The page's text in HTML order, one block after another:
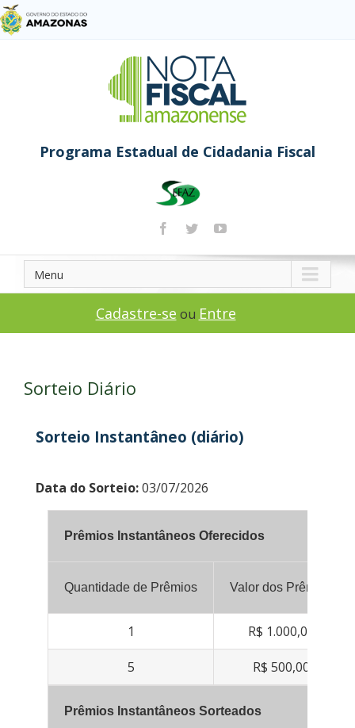
Programa Estadual de Cidadania Fiscal
Menu
Cadastre-se ou Entre
Sorteio Diário
Sorteio Instantâneo (diário)
Data do Sorteio:03/07/2026
Prêmios Instantâneos Oferecidos
Quantidade de Prêmios Valor dos Prêmios
1 R$ 1.000,00
5 R$ 500,00
Prêmios Instantâneos Sorteados